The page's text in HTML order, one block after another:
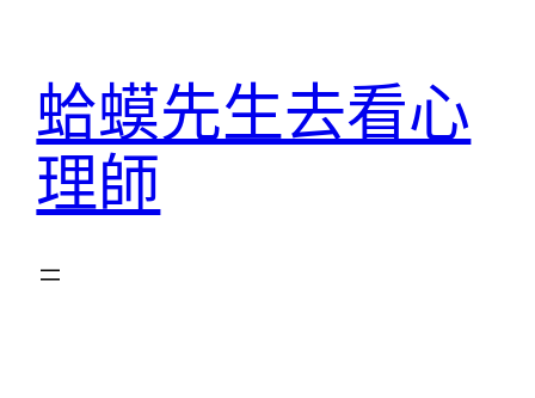
蛤蟆先生去看心
理師